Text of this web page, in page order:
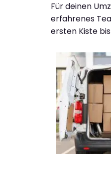
Für deinen
erfahrenes
ersten Kiste